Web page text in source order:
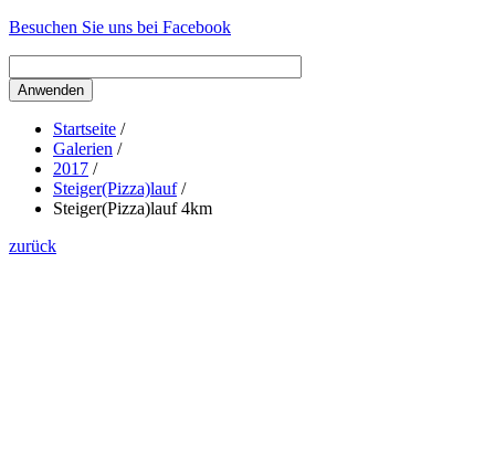
Besuchen Sie uns bei Facebook
Startseite /
Galerien /
2017 /
Steiger(Pizza)lauf/
Steiger(Pizza)lauf 4km
zurück